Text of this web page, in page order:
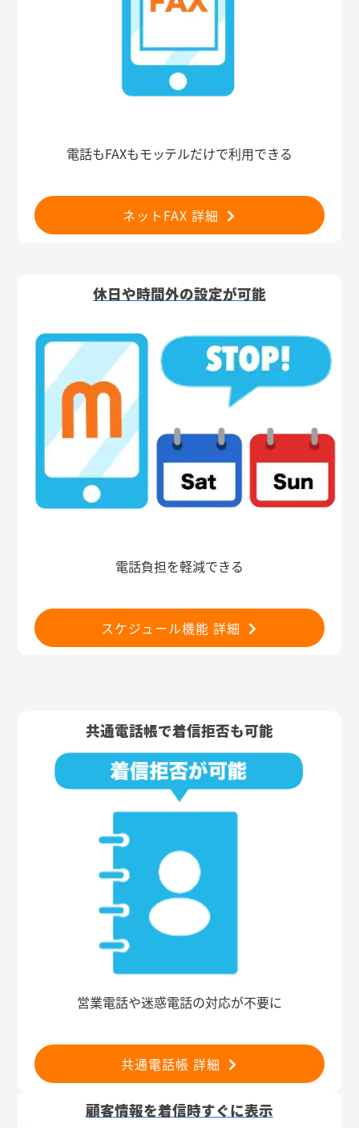
電話もFAXもモッテルだけで利用できる
ネットFAX 詳細
休日や時間外の設定が可能
電話負担を軽減できる
スケジュール機能 詳細
共通電話帳で着信拒否も可能
営業電話や迷惑電話の対応が不要に
共通電話帳 詳細
顧客情報を着信時すぐに表示